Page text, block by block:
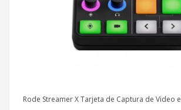
Rode Streamer X Tarjeta de Captura de Video